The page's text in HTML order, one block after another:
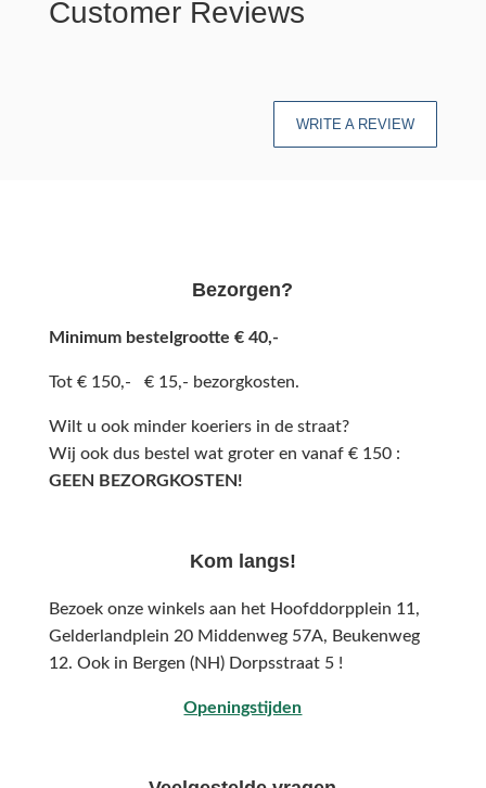
Customer Reviews
WRITE A REVIEW
Bezorgen?
Minimum bestelgrootte € 40,-
Tot € 150,- € 15,- bezorgkosten.
Wilt u ook minder koeriers in de straat?
Wij ook dus bestel wat groter en vanaf € 150 :
GEEN BEZORGKOSTEN!
Kom langs!
Bezoek onze winkels aan het Hoofddorpplein 11,
Gelderlandplein 20 Middenweg 57A, Beukenweg
12. Ook in Bergen (NH) Dorpsstraat 5 !
Openingstijden